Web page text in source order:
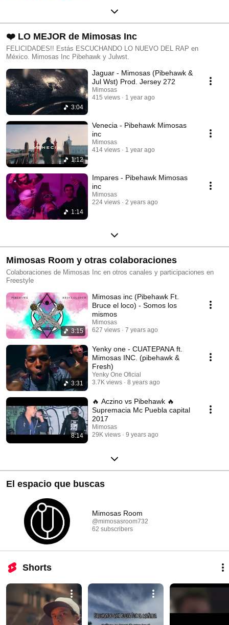
❤️ LO MEJOR de Mimosas Inc
FELICIDADES!! Estás ESCUCHANDO LO NUEVO DEL RAP en
México. Mimosas Inc Pibehawk y Julwst.
3:04
Jaguar - Mimosas (Pibehawk &
Jul Wst) Prod. Jersey 272
Mimosas
415 views
1 year ago
1:12
Venecia - Pibehawk Mimosas
inc
Mimosas
414 views
1 year ago
1:14
Impares - Pibehawk Mimosas
inc
Mimosas
224 views
2 years ago
Mimosas Room y otras colaboraciones
Colaboraciones de Mimosas Inc en otros canales y participaciones en
Freestyle
3:15
Mimosas inc (Pibehawk Ft.
Bruce el loco) - Somos los
mismos
Mimosas
627 views
7 years ago
3:31
Yenky one - CUATEPANA ft.
Mimosas INC. (pibehawk &
Fresh)
Yenky One Oficial
3.7K views
8 years ago
8:14
🔥 Aczino vs Pibehawk 🔥
Supremacia Mc Puebla capital
2017
Mimosas
29K views
9 years ago
El espacio que buscas
Mimosas Room
@mimosasroom732
62 subscribers
Shorts